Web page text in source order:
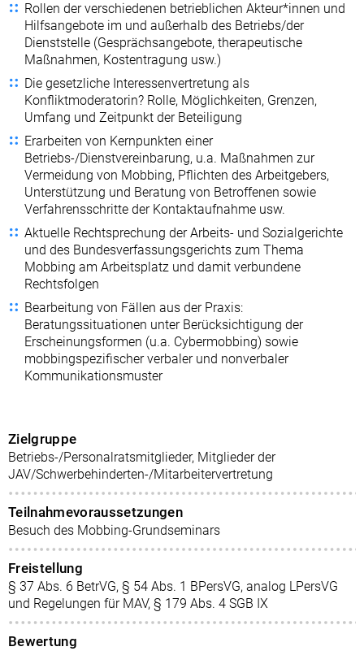
Rollen der verschiedenen betrieblichen Akteur*innen und
Hilfsangebote im und außerhalb des Betriebs/der
Dienststelle (Gesprächsangebote, therapeutische
Maßnahmen, Kostentragung usw.)
Die gesetzliche Interessenvertretung als
Konfliktmoderatorin? Rolle, Möglichkeiten, Grenzen,
Umfang und Zeitpunkt der Beteiligung
Erarbeiten von Kernpunkten einer
Betriebs-/Dienstvereinbarung, u.a. Maßnahmen zur
Vermeidung von Mobbing, Pflichten des Arbeitgebers,
Unterstützung und Beratung von Betroffenen sowie
Verfahrensschritte der Kontaktaufnahme usw.
Aktuelle Rechtsprechung der Arbeits- und Sozialgerichte
und des Bundesverfassungsgerichts zum Thema
Mobbing am Arbeitsplatz und damit verbundene
Rechtsfolgen
Bearbeitung von Fällen aus der Praxis:
Beratungssituationen unter Berücksichtigung der
Erscheinungsformen (u.a. Cybermobbing) sowie
mobbingspezifischer verbaler und nonverbaler
Kommunikationsmuster
Zielgruppe
Betriebs-/Personalratsmitglieder, Mitglieder der
JAV/Schwerbehinderten-/Mitarbeitervertretung
Teilnahmevoraussetzungen
Besuch des Mobbing-Grundseminars
Freistellung
§ 37 Abs. 6 BetrVG, § 54 Abs. 1 BPersVG, analog LPersVG
und Regelungen für MAV, § 179 Abs. 4 SGB IX
Bewertung